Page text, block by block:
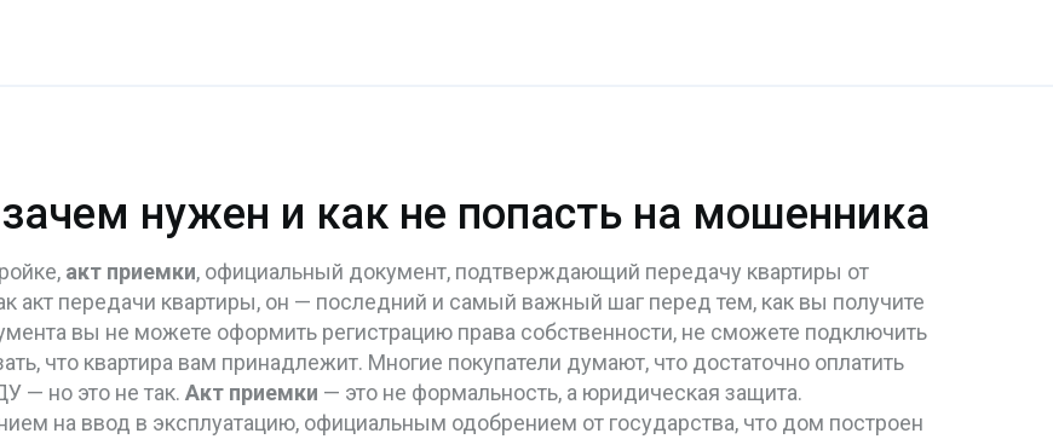
нужен и как не попасть на мошенника
акт приемки, официальный документ, подтверждающий передачу квартиры от
акт передачи квартиры, он — последний и самый важный шаг перед тем, как вы получите
вы не можете оформить регистрацию права собственности, не сможете подключить
что квартира вам принадлежит. Многие покупатели думают, что достаточно оплатить
— но это не так. Акт приемки — это не формальность, а юридическая защита.
на ввод в эксплуатацию, официальным одобрением от государства, что дом построен